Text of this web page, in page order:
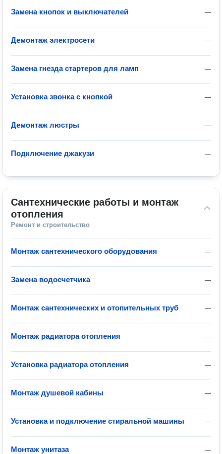
—
Замена кнопок и выключателей
—
Демонтаж электросети
—
Замена гнезда стартеров для ламп
—
Установка звонка с кнопкой
—
Демонтаж люстры
—
Подключение джакузи
Сантехнические работы и монтаж
отопления
Ремонт и строительство
—
Монтаж сантехнического оборудования
—
Замена водосчетчика
—
Монтаж сантехнических и отопительных труб
—
Монтаж радиатора отопления
—
Установка радиатора отопления
—
Монтаж душевой кабины
—
Установка и подключение стиральной машины
—
Монтаж унитаза